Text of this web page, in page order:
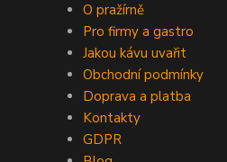
O pražírně
Pro firmy a gastro
Jakou kávu uvařit
Obchodní podmínky
Doprava a platba
Kontakty
GDPR